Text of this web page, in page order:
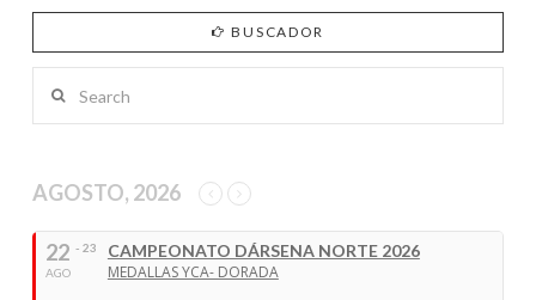
BUSCADOR
AGOSTO, 2026
22
AGO
- 23
CAMPEONATO DÁRSENA NORTE 2026
MEDALLAS YCA- DORADA